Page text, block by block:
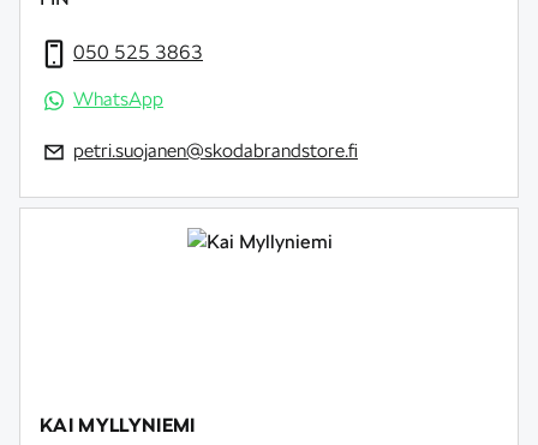
050 525 3863
WhatsApp
petri.suojanen@skodabrandstore.fi
KAI MYLLYNIEMI